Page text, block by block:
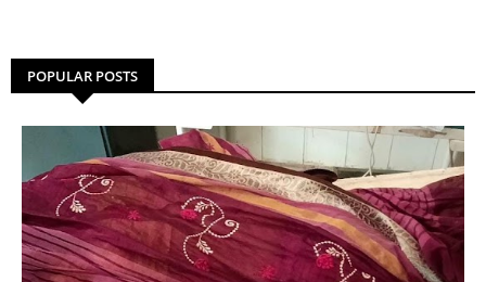
POPULAR POSTS